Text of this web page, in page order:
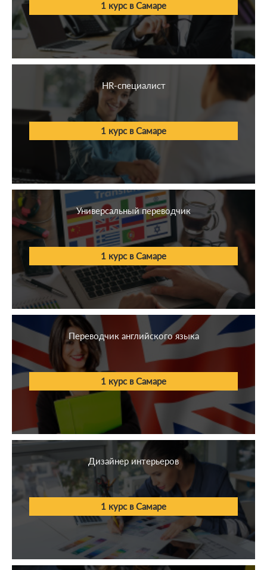
1 курс в Самаре
HR-специалист
1 курс в Самаре
Универсальный переводчик
1 курс в Самаре
Переводчик английского языка
1 курс в Самаре
Дизайнер интерьеров
1 курс в Самаре